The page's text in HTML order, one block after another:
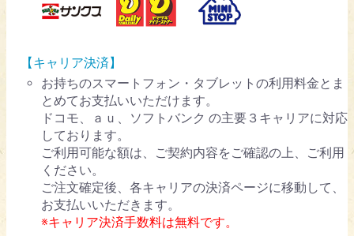
【キャリア決済】
お持ちのスマートフォン・タブレットの利用料金とま
とめてお支払いいただけます。
ドコモ、ａｕ、ソフトバンク の主要３キャリアに対応
しております。
ご利用可能な額は、ご契約内容をご確認の上、ご利用
ください。
ご注文確定後、各キャリアの決済ページに移動して、
お支払いいただきます。
※キャリア決済手数料は無料です。